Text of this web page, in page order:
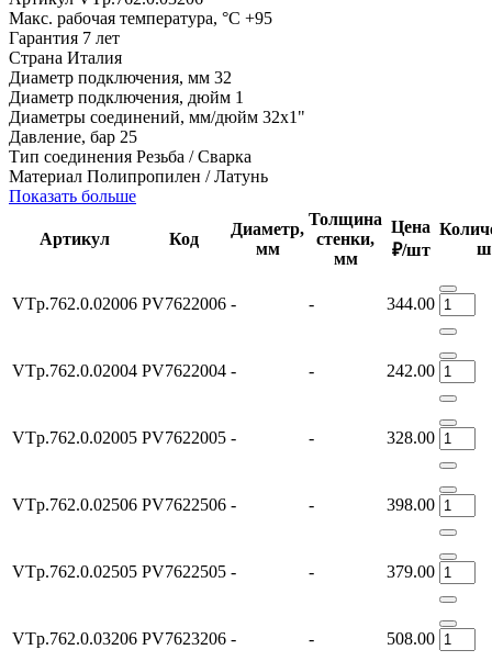
Макс. рабочая температура, °С +95
Гарантия 7 лет
Страна Италия
Диаметр подключения, мм 32
Диаметр подключения, дюйм 1
Диаметры соединений, мм/дюйм 32х1"
Давление, бар 25
Тип соединения Резьба / Сварка
Материал Полипропилен / Латунь
Показать больше
Артикул Код
Диаметр,
мм
Толщина
стенки,
мм
Цена
₽/шт
VTp.762.0.02006 PV7622006 - - 344.00
VTp.762.0.02004 PV7622004 - - 242.00
VTp.762.0.02005 PV7622005 - - 328.00
VTp.762.0.02506 PV7622506 - - 398.00
VTp.762.0.02505 PV7622505 - - 379.00
VTp.762.0.03206 PV7623206 - - 508.00